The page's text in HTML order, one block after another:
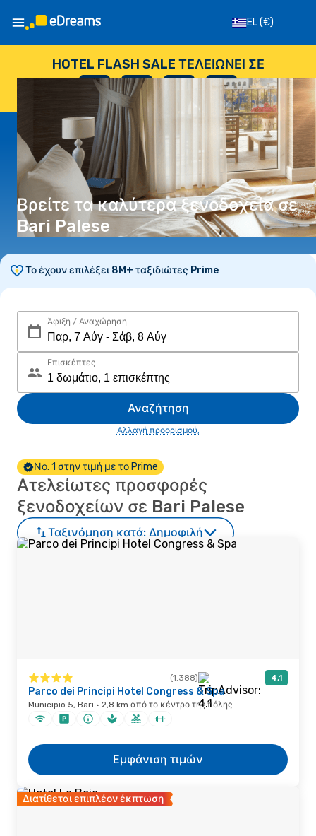
EL(€)
HOTEL FLASH SALE ΤΕΛΕΙΏΝΕΙ ΣΕ
--
ΗΜΈΡΕΣ
: --
ΏΡΕΣ
: --
ΔΕΥΤΕΡΌΛΕΠΤΑ
Βρείτε τα καλύτερα ξενοδοχεία σε
Bari Palese
Το έχουν επιλέξει 8M+ ταξιδιώτες Prime
Άφιξη / Αναχώρηση
Επισκέπτες
Αναζήτηση
Αλλαγή προορισμού;
Νο. 1 στην τιμή με το Prime
Ατελείωτες προσφορές
ξενοδοχείων σε Bari Palese
Ταξινόμηση κατά: Δημοφιλή
(1.388) 4,1
Parco dei Principi Hotel Congress & Spa
Municipio 5, Bari · 2,8 km από το κέντρο της πόλης
Εμφάνιση τιμών
Διατίθεται επιπλέον έκπτωση